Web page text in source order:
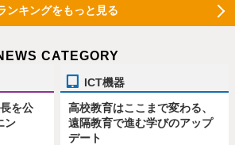
ンキングをもっと見る
CATEGORY
を公
ン
ICT機器
高校教育はここまで変わる、
遠隔教育で進む学びのアップ
デート